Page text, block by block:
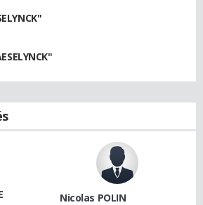
Nicolas POLIN